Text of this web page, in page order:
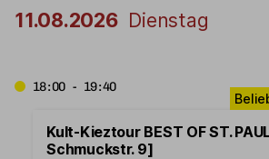
11.08.2026 Dienstag
18:00 - 19:40
Kult-Kieztour BEST OF ST.
Schmuckstr. 9]